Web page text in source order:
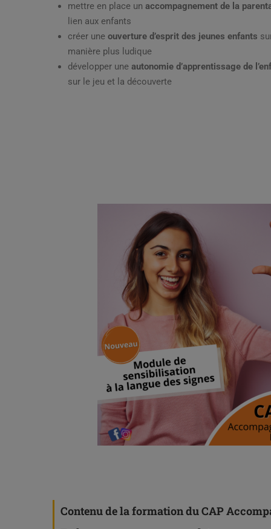
mettre en place un accompagnement de la
lien aux enfants
créer une ouverture d’esprit des jeunes enfants
manière plus ludique
développer une autonomie d’apprentissage de
sur le jeu et la découverte
Contenu de la formation du CAP